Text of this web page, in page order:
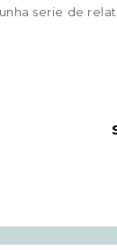
serie de